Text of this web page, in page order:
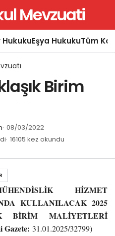
Mevzuati
HukukuEşya HukukuTüm
Birim
08/03/2022
16105 kez okundu
HİZMET
KULLANILACAK 2025
BİRİM MALİYETLERİ
31.01.2025/32799)